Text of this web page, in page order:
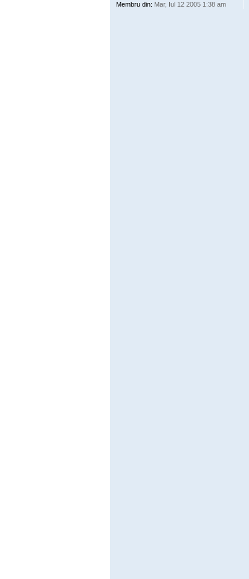
Membru din: Mar, Iul 12 2005 1:38 am